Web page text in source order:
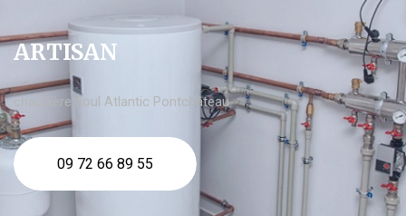
ARTISAN
chaudière fioul Atlantic Pontchâteau
09 72 66 89 55